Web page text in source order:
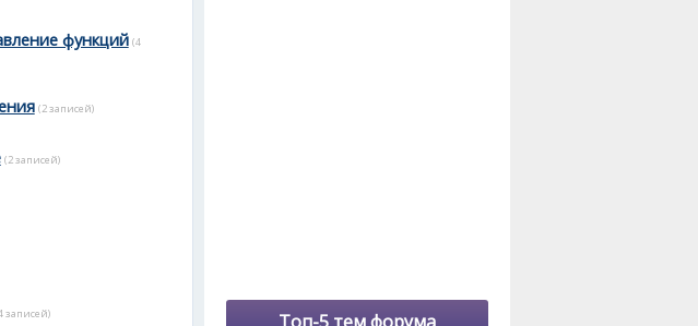
функций (4
(2 записей)
(2 записей)
записей)